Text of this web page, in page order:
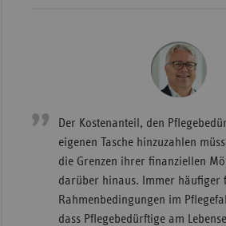
Der Kostenanteil, den
eigenen Tasche hinzuzahlen
die Grenzen ihrer finanziellen
darüber hinaus. Immer häufiger
Rahmenbedingungen im
dass Pflegebedürftige am